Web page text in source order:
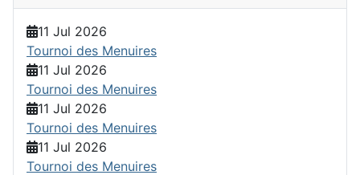
11 Jul 2026
Tournoi des Menuires
11 Jul 2026
Tournoi des Menuires
11 Jul 2026
Tournoi des Menuires
11 Jul 2026
Tournoi des Menuires